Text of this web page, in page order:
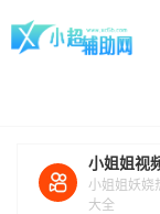
小姐姐视
小姐姐妖娆
大全